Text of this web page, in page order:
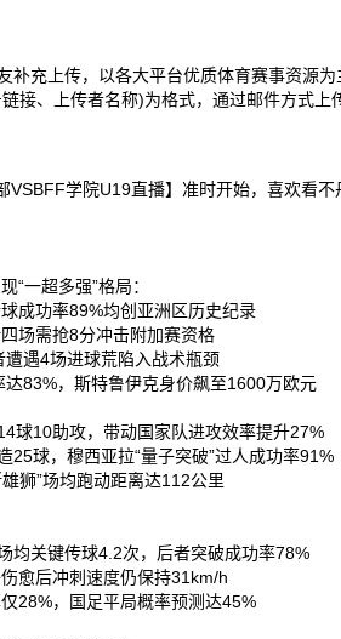
充上传，以各大平台优质体育赛事资源
接、上传者名称)为格式，通过邮件方式上
学院U19直播】准时开始，喜欢看
一超多强”格局：
成功率89%均创亚洲区历史纪录‌
场需抢8分冲击附加赛资格‌
遇4场进球荒陷入战术瓶颈‌
83%，斯特鲁伊克身价飙至1600万欧元‌
球10助攻，带动国家队进攻效率提升27%‌
25球，穆西亚拉“量子突破”过人成功率91%‌
狮”场均跑动距离达112公里‌
均关键传球4.2次，后者突破成功率78%‌
愈后冲刺速度仍保持31km/h‌
28%，国足平局概率预测达45%‌